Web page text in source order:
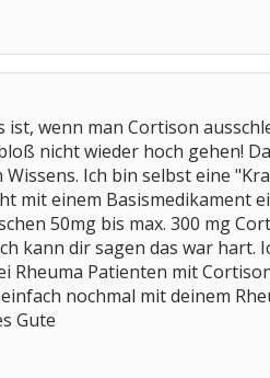
ist, wenn man Cortison
nicht wieder hoch gehen!
Wissens. Ich bin selbst eine
mit einem Basismedikament
50mg bis max. 300 mg
kann dir sagen das war
Rheuma Patienten mit
nochmal mit deinem
Gute